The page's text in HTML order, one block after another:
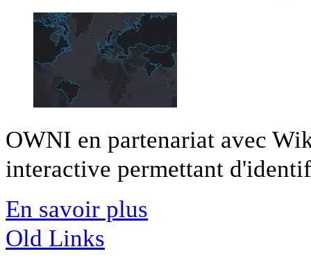
OWNI en partenariat avec
interactive permettant
En savoir plus
Old Links